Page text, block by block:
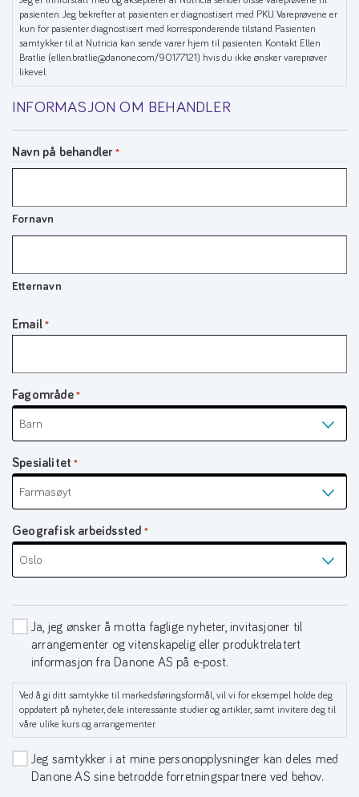
pasienten. Jeg bekrefter at pasienten er diagnostisert med PKU. Vareprøvene er
kun for pasienter diagnostisert med korresponderende tilstand. Pasienten
samtykker til at Nutricia kan sende varer hjem til pasienten. Kontakt Ellen
Bratlie (ellen.bratlie@danone.com/90177121) hvis du ikke ønsker vareprøver
likevel.
INFORMASJON OM BEHANDLER
Navn på behandler *
Fornavn
Etternavn
Email *
Fagområde *
Spesialitet *
Geografisk arbeidssted *
Samtycke
Ja, jeg ønsker å motta faglige nyheter, invitasjoner til
arrangementer og vitenskapelig eller produktrelatert
informasjon fra Danone AS på e‑post.
Ved å gi ditt samtykke til markedsføringsformål, vil vi for eksempel holde deg
oppdatert på nyheter, dele interessante studier og artikler, samt invitere deg til
våre ulike kurs og arrangementer.
Tredjeparter
Jeg samtykker i at mine personopplysninger kan deles med
Danone AS sine betrodde forretningspartnere ved behov.